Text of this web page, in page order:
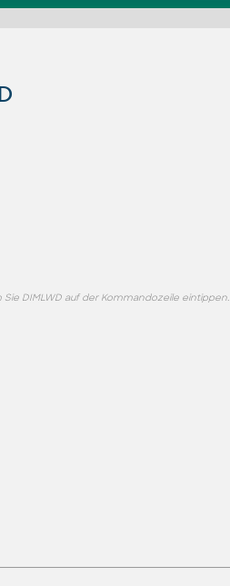
DIMLWD auf der Kommandozeile eintippen.